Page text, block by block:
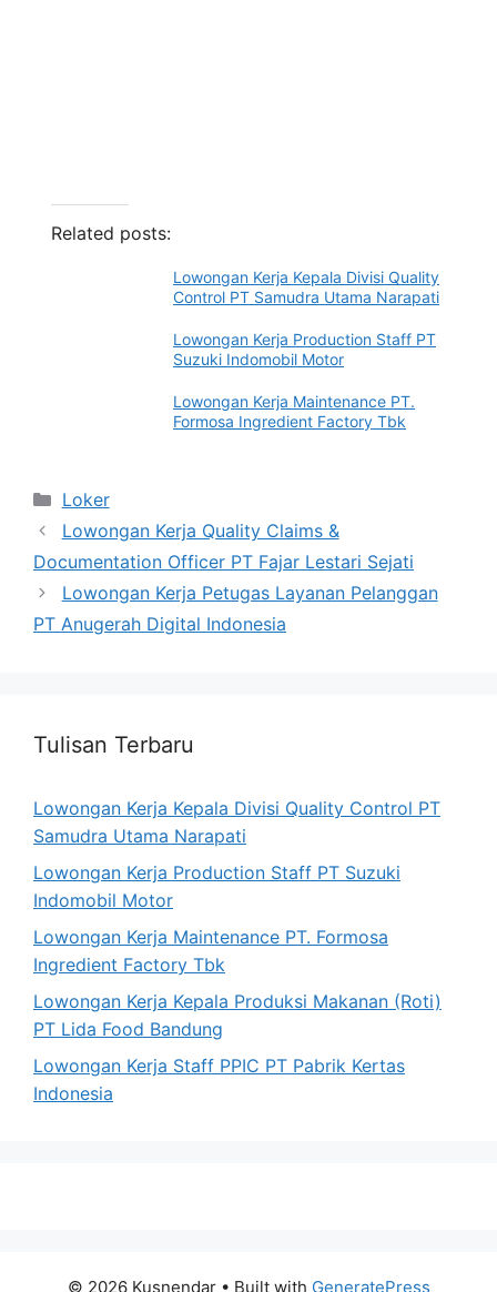
Related posts:
Lowongan Kerja Kepala Divisi Quality
Control PT Samudra Utama Narapati
Lowongan Kerja Production Staff PT
Suzuki Indomobil Motor
Lowongan Kerja Maintenance PT.
Formosa Ingredient Factory Tbk
Categories
Loker
Lowongan Kerja Quality Claims &
Documentation Officer PT Fajar Lestari Sejati
Lowongan Kerja Petugas Layanan Pelanggan
PT Anugerah Digital Indonesia
Tulisan Terbaru
Lowongan Kerja Kepala Divisi Quality Control PT
Samudra Utama Narapati
Lowongan Kerja Production Staff PT Suzuki
Indomobil Motor
Lowongan Kerja Maintenance PT. Formosa
Ingredient Factory Tbk
Lowongan Kerja Kepala Produksi Makanan (Roti)
PT Lida Food Bandung
Lowongan Kerja Staff PPIC PT Pabrik Kertas
Indonesia
© 2026 Kusnendar• Built with GeneratePress